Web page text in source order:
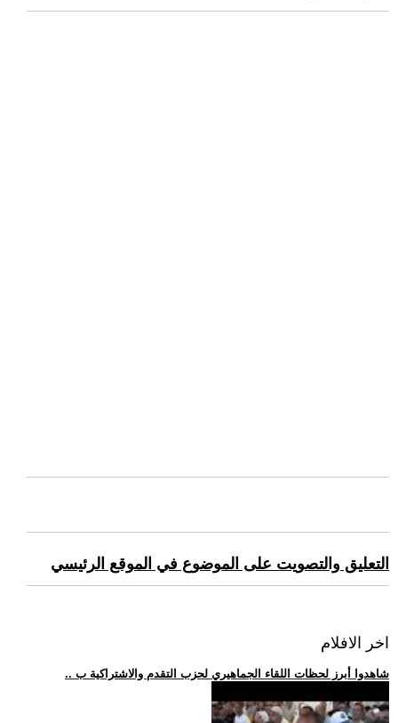
التعليق والتصويت على الموضوع في الموقع الرئيسي
اخر الافلام
.. شاهدوا أبرز لحظات اللقاء الجماهيري لحزب التقدم والاشتراكية ب